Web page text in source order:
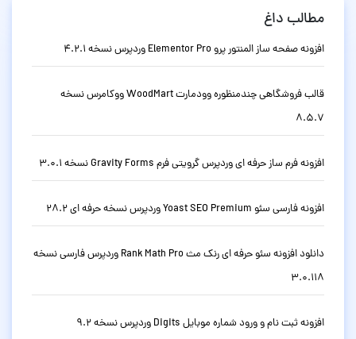
مطالب داغ
افزونه صفحه ساز المنتور پرو Elementor Pro وردپرس نسخه 4.2.1
قالب فروشگاهی چندمنظوره وودمارت WoodMart ووکامرس نسخه
8.5.7
افزونه فرم ساز حرفه ای وردپرس گرویتی فرم Gravity Forms نسخه 3.0.1
افزونه فارسی سئو Yoast SEO Premium وردپرس نسخه حرفه ای 28.2
دانلود افزونه سئو حرفه ای رنک مث Rank Math Pro وردپرس فارسی نسخه
3.0.118
افزونه ثبت نام و ورود شماره موبایل Digits وردپرس نسخه 9.2